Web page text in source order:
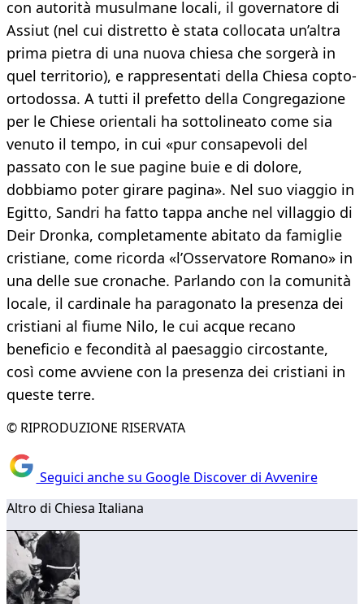
con autorità musulmane locali, il governatore di
Assiut (nel cui distretto è stata collocata un’altra
prima pietra di una nuova chiesa che sorgerà in
quel territorio), e rappresentati della Chiesa copto-
ortodossa. A tutti il prefetto della Congregazione
per le Chiese orientali ha sottolineato come sia
venuto il tempo, in cui «pur consapevoli del
passato con le sue pagine buie e di dolore,
dobbiamo poter girare pagina». Nel suo viaggio in
Egitto, Sandri ha fatto tappa anche nel villaggio di
Deir Dronka, completamente abitato da famiglie
cristiane, come ricorda «l’Osservatore Romano» in
una delle sue cronache. Parlando con la comunità
locale, il cardinale ha paragonato la presenza dei
cristiani al fiume Nilo, le cui acque recano
beneficio e fecondità al paesaggio circostante,
così come avviene con la presenza dei cristiani in
queste terre.
© RIPRODUZIONE RISERVATA
Seguici anche su Google Discover di Avvenire
Altro di Chiesa Italiana